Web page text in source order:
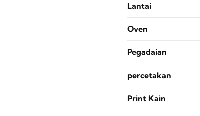
Lantai
Oven
Pegadaian
percetakan
Print Kain